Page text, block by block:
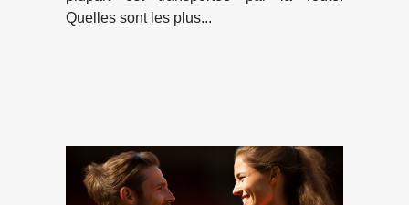
Quelles sont les plus...